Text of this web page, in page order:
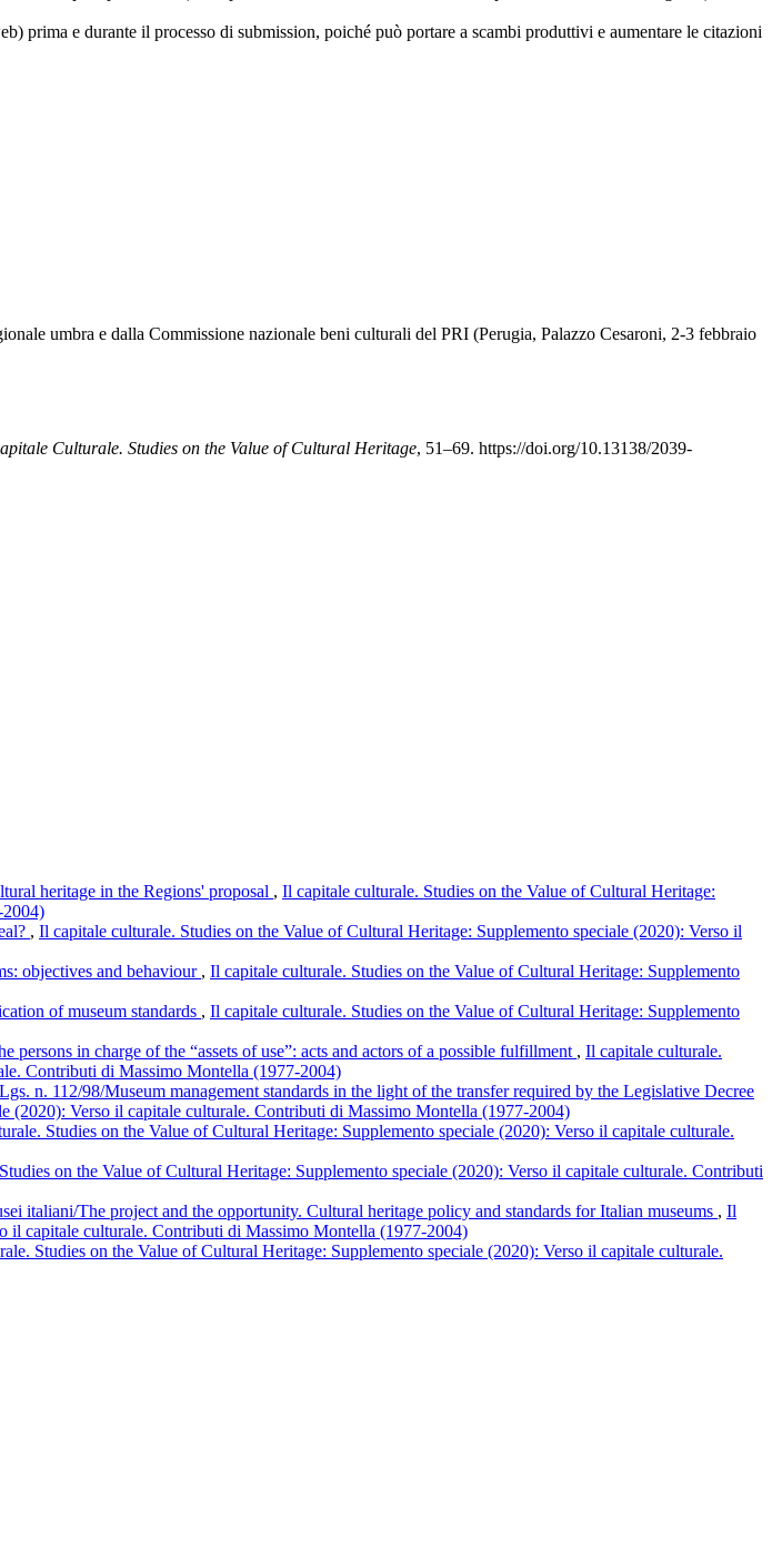
e durante il processo di submission, poiché può portare a scambi produttivi e aumentare le citazioni
umbra e dalla Commissione nazionale beni culturali del PRI (Perugia, Palazzo Cesaroni, 2-3 febbraio
Culturale. Studies on the Value of Cultural Heritage, 51–69. https://doi.org/10.13138/2039-
heritage in the Regions' proposal , Il capitale culturale. Studies on the Value of Cultural Heritage:
2004)
, Il capitale culturale. Studies on the Value of Cultural Heritage: Supplemento speciale (2020): Verso il
objectives and behaviour , Il capitale culturale. Studies on the Value of Cultural Heritage: Supplemento
of museum standards , Il capitale culturale. Studies on the Value of Cultural Heritage: Supplemento
in charge of the “assets of use”: acts and actors of a possible fulfillment , Il capitale culturale.
Contributi di Massimo Montella (1977-2004)
n. 112/98/Museum management standards in the light of the transfer required by the Legislative Decree
(2020): Verso il capitale culturale. Contributi di Massimo Montella (1977-2004)
Studies on the Value of Cultural Heritage: Supplemento speciale (2020): Verso il capitale culturale.
on the Value of Cultural Heritage: Supplemento speciale (2020): Verso il capitale culturale. Contributi
italiani/The project and the opportunity. Cultural heritage policy and standards for Italian museums , Il
il capitale culturale. Contributi di Massimo Montella (1977-2004)
Studies on the Value of Cultural Heritage: Supplemento speciale (2020): Verso il capitale culturale.